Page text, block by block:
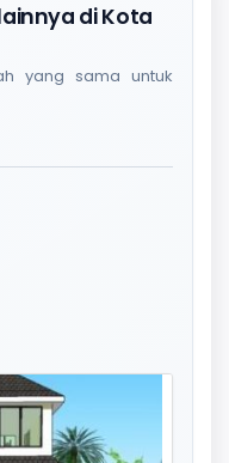
di Kota
yang sama untuk